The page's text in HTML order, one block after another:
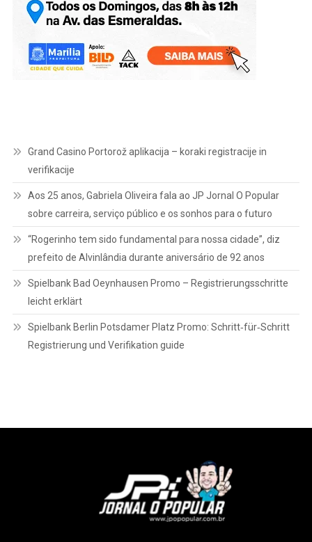
Grand Casino Portorož aplikacija – koraki registracije in
verifikacije
Aos 25 anos, Gabriela Oliveira fala ao JP Jornal O Popular
sobre carreira, serviço público e os sonhos para o futuro
“Rogerinho tem sido fundamental para nossa cidade”, diz
prefeito de Alvinlândia durante aniversário de 92 anos
Spielbank Bad Oeynhausen Promo – Registrierungsschritte
leicht erklärt
Spielbank Berlin Potsdamer Platz Promo: Schritt‑für‑Schritt
Registrierung und Verifikation guide